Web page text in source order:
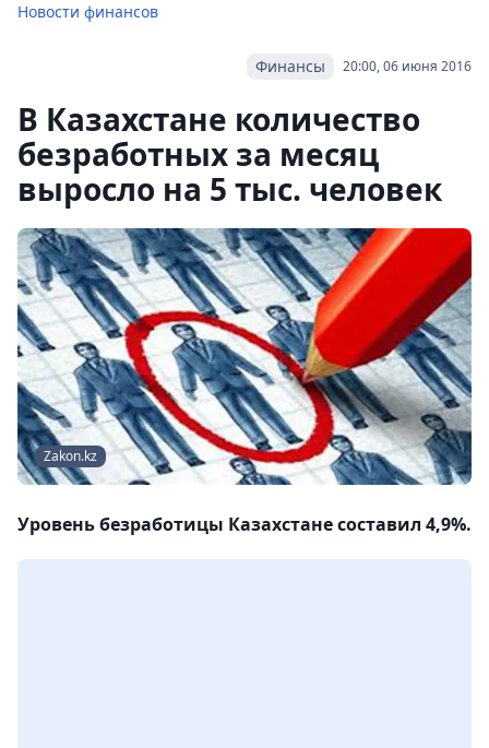
Новости финансов
20:00, 06 июня 2016
Финансы
В Казахстане количество
безработных за месяц
выросло на 5 тыс. человек
Zakon.kz
Уровень безработицы Казахстане составил 4,9%.